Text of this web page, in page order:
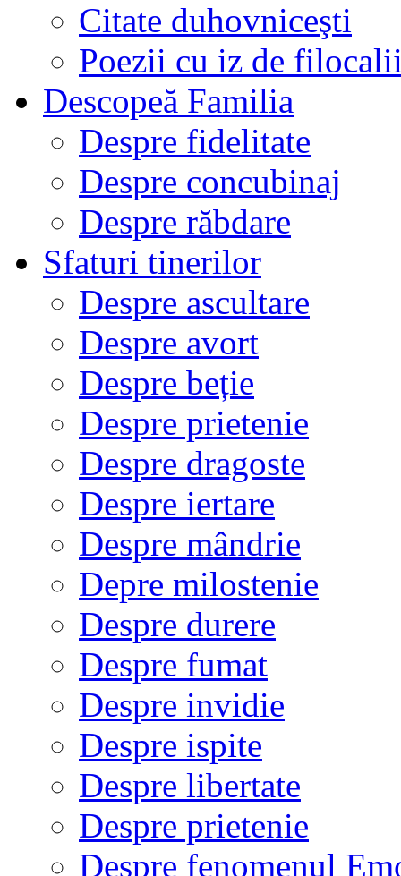
Citate duhovniceşti
Poezii cu iz de
Descopeă Familia
Despre fidelitate
Despre concubinaj
Despre răbdare
Sfaturi tinerilor
Despre ascultare
Despre avort
Despre beție
Despre prietenie
Despre dragoste
Despre iertare
Despre mândrie
Depre milostenie
Despre durere
Despre fumat
Despre invidie
Despre ispite
Despre libertate
Despre prietenie
Despre fenomenul